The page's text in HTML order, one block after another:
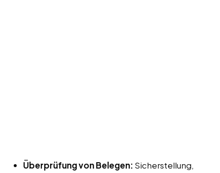
Überprüfung von Belegen: Sicherstellung,